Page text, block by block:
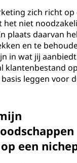
zich richt op
het niet
plaats daarvan
en te
in wat jij
klantenbestand
leggen voor
een